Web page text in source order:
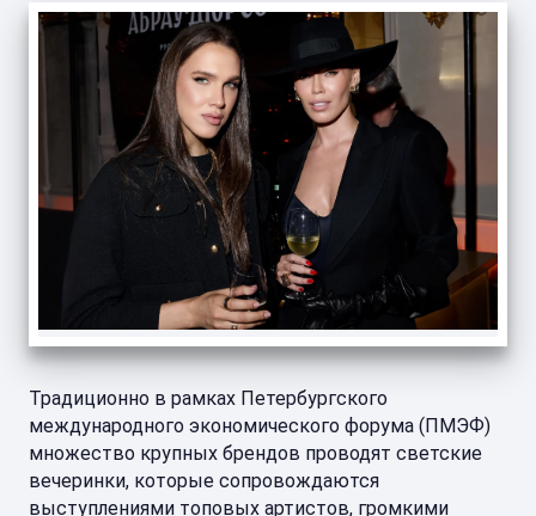
Традиционно в рамках Петербургского
международного экономического форума (ПМЭФ)
множество крупных брендов проводят светские
вечеринки, которые сопровождаются
выступлениями топовых артистов, громкими